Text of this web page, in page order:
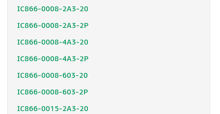
IC866-0008-2A3-20
IC866-0008-2A3-2P
IC866-0008-4A3-20
IC866-0008-4A3-2P
IC866-0008-603-20
IC866-0008-603-2P
IC866-0015-2A3-20